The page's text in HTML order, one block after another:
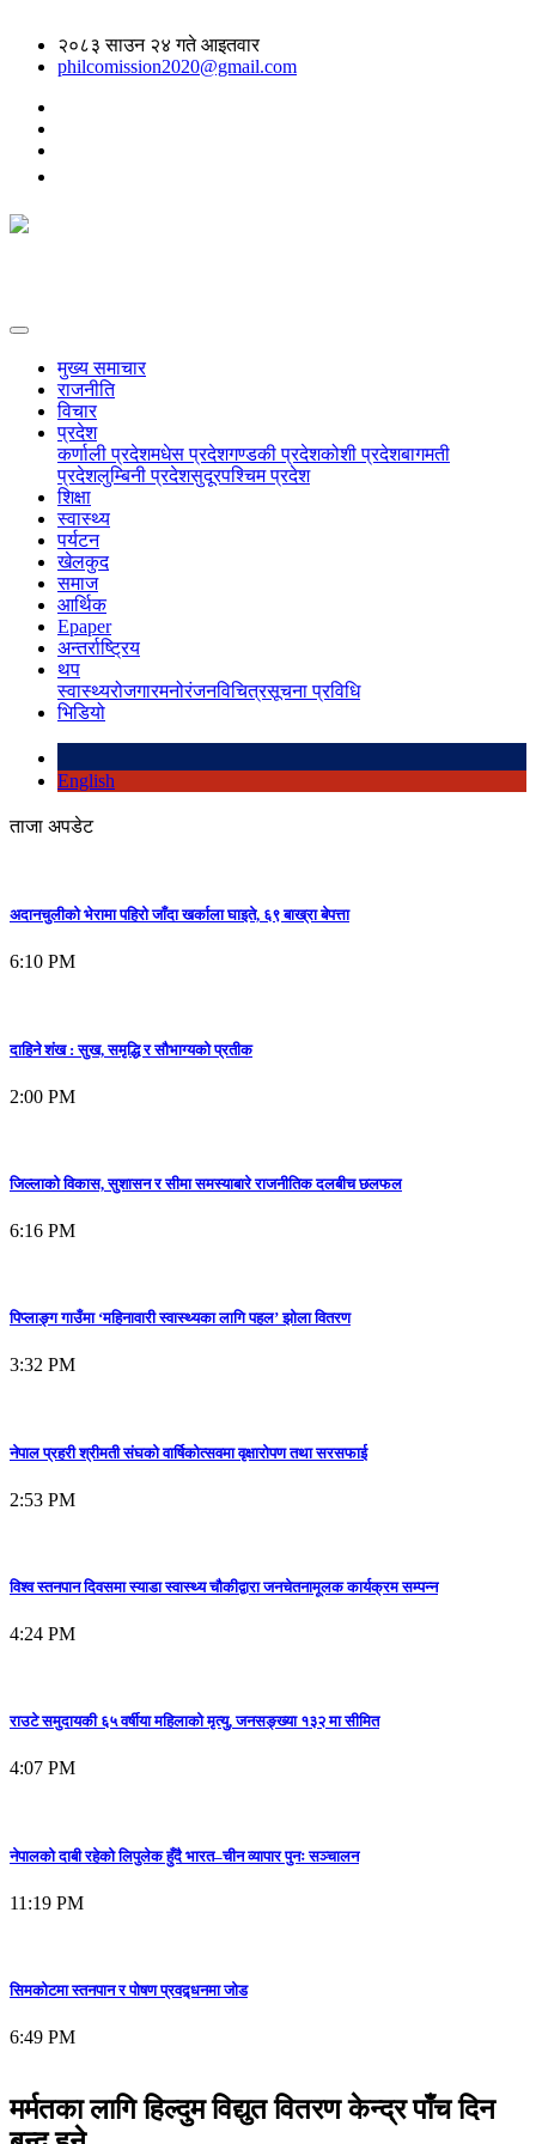
२०८३ साउन २४ गते आइतवार
philcomission2020@gmail.com
मुख्य समाचार
राजनीति
विचार
प्रदेश
कर्णाली प्रदेशमधेस प्रदेशगण्डकी प्रदेशकोशी प्रदेशबागमती
प्रदेशलुम्बिनी प्रदेशसुदूरपश्चिम प्रदेश
शिक्षा
स्वास्थ्य
पर्यटन
खेलकुद
समाज
आर्थिक
Epaper
अन्तर्राष्ट्रिय
थप
स्वास्थ्यरोजगारमनोरंजनविचित्रसूचना प्रविधि
भिडियो
English
ताजा अपडेट
अदानचुलीको भेरामा पहिरो जाँदा खर्काला घाइते, ६९ बाख्रा बेपत्ता
6:10 PM
दाहिने शंख : सुख, समृद्धि र सौभाग्यको प्रतीक
2:00 PM
जिल्लाको विकास, सुशासन र सीमा समस्याबारे राजनीतिक दलबीच छलफल
6:16 PM
पिप्लाङ्ग गाउँमा ‘महिनावारी स्वास्थ्यका लागि पहल’ झोला वितरण
3:32 PM
नेपाल प्रहरी श्रीमती संघको वार्षिकोत्सवमा वृक्षारोपण तथा सरसफाई
2:53 PM
विश्व स्तनपान दिवसमा स्याडा स्वास्थ्य चौकीद्वारा जनचेतनामूलक कार्यक्रम सम्पन्न
4:24 PM
राउटे समुदायकी ६५ वर्षीया महिलाको मृत्यु, जनसङ्ख्या १३२ मा सीमित
4:07 PM
नेपालको दाबी रहेको लिपुलेक हुँदै भारत–चीन व्यापार पुनः सञ्चालन
11:19 PM
सिमकोटमा स्तनपान र पोषण प्रवद्र्धनमा जोड
6:49 PM
मर्मतका लागि हिल्दुम विद्युत वितरण केन्द्र पाँच दिन